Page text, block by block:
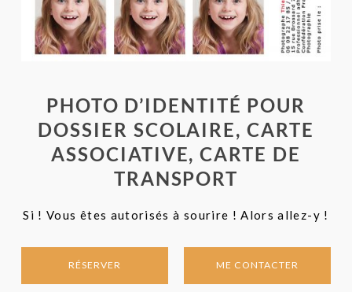
PHOTO D’IDENTITÉ POUR
DOSSIER SCOLAIRE, CARTE
ASSOCIATIVE, CARTE DE
TRANSPORT
Si ! Vous êtes autorisés à sourire ! Alors allez-y !
RÉSERVER ME CONTACTER